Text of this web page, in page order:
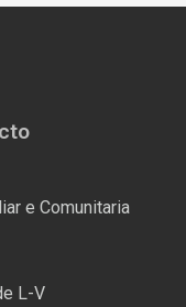
e Comunitaria
L-V